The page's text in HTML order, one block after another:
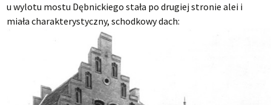
u wylotu mostu Dębnickiego stała po drugiej stronie alei i
miała charakterystyczny, schodkowy dach: